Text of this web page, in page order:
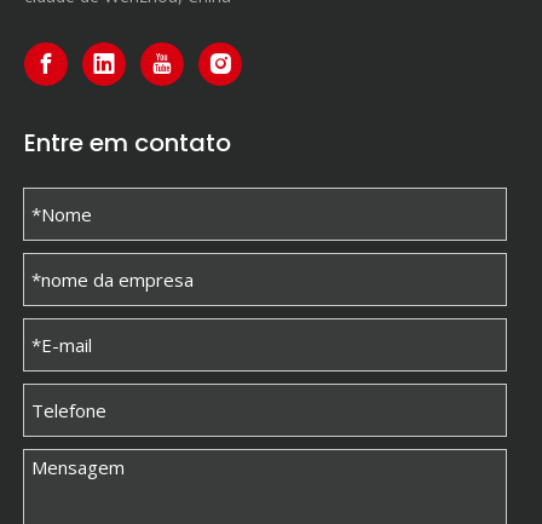
Entre em contato